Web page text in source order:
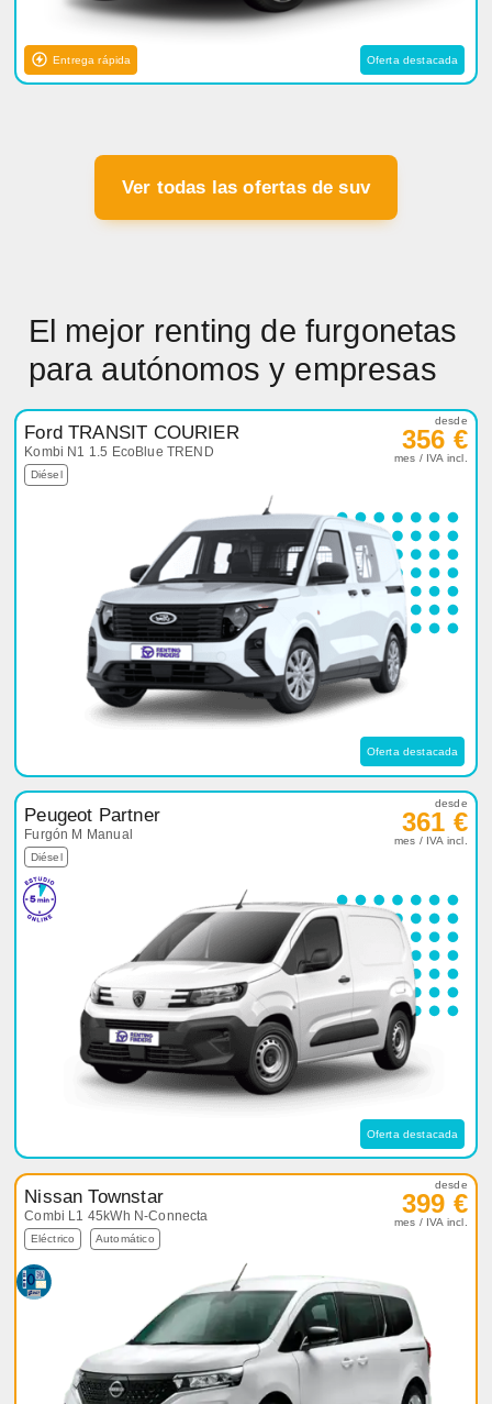
Entrega rápida Oferta destacada
Ver todas las ofertas de suv
El mejor renting de furgonetas
para autónomos y empresas
Ford TRANSIT COURIER
Kombi N1 1.5 EcoBlue TREND
Diésel
desde
356 €
mes / IVA incl.
Oferta destacada
Peugeot Partner
Furgón M Manual
Diésel
desde
361 €
mes / IVA incl.
Oferta destacada
Nissan Townstar
Combi L1 45kWh N-Connecta
Eléctrico Automático
desde
399 €
mes / IVA incl.